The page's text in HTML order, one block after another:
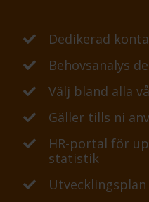
Dedikerad
Behovsanalys
Välj bland alla
Gäller tills ni
HR-portal för
statistik